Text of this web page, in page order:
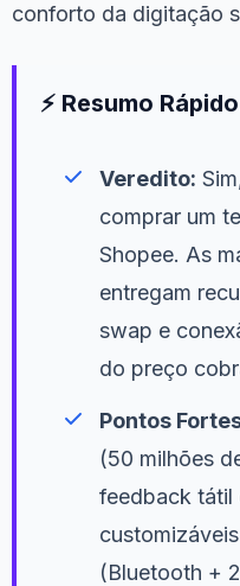
conforto da digitação
⚡ Resumo
Veredito:
comprar um
Shopee. As
entregam
swap e
do preço
Pontos
(50 milhões
feedback tátil
(Bluetooth +